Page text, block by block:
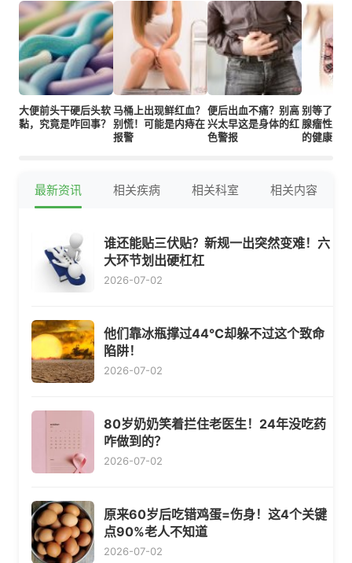
大便前头干硬后头软
黏，究竟是咋回事？
马桶上出现鲜红血？
别慌！可能是内痔在
报警
便后出血不痛？别高
兴太早这是身体的红
色警报
别等了！
腺瘤性息
的健康！
最新资讯 相关疾病 相关科室 相关内容
谁还能贴三伏贴？新规一出突然变难！六
大环节划出硬杠杠
2026-07-02
他们靠冰瓶撑过44℃却躲不过这个致命
陷阱！
2026-07-02
80岁奶奶笑着拦住老医生！24年没吃药
咋做到的？
2026-07-02
原来60岁后吃错鸡蛋=伤身！这4个关键
点90%老人不知道
2026-07-02